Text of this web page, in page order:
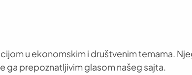
u ekonomskim i društvenim temama.
ga prepoznatljivim glasom našeg sajta.